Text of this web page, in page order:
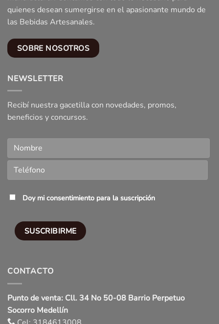
quienes desean sumergirse en el apasionante mundo de
las Bebidas Artesanales.
SOBRE NOSOTROS
NEWSLETTER
Recibí nuestra gacetilla con novedades, promos,
beneficios y concursos.
Doy mi consentimiento para la suscripción
CONTACTO
Punto de venta: Cll. 34 No 50-08 Barrio Perpetuo
Socorro Medellín